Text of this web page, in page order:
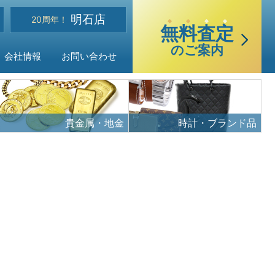
選 べる買取・査定方法
アクセス
会社情報 お問い合わせ
20周年！ 明石店
無料査定
のご案内
貴金属・地金 時計・ブランド品